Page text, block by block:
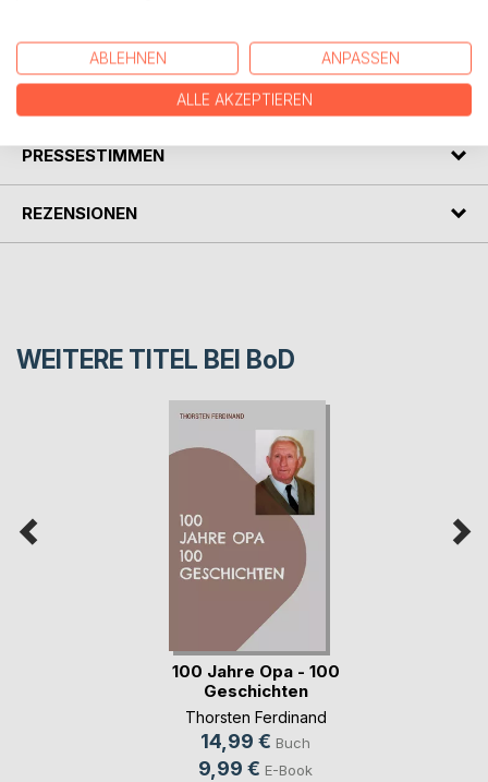
PRESSESTIMMEN
REZENSIONEN
WEITERE TITEL BEI BoD
100 Jahre Opa - 100
Geschichten
Thorsten Ferdinand
14,99 € Buch
9,99 € E-Book
ABLEHNEN ANPASSEN
ALLE AKZEPTIEREN